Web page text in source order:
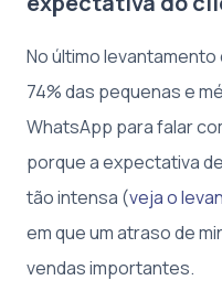
No último
74% das pequenas e
WhatsApp para falar
porque a expectativa
tão intensa (veja o
em que um atraso de
vendas importantes.